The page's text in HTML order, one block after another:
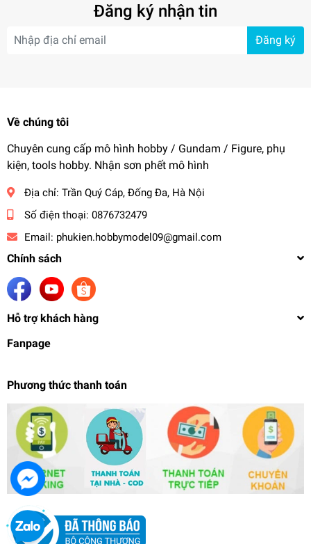
Đăng ký nhận tin
Đăng ký
Về chúng tôi
Chuyên cung cấp mô hình hobby / Gundam / Figure, phụ
kiện, tools hobby. Nhận sơn phết mô hình
Địa chỉ: Trần Quý Cáp, Đống Đa, Hà Nội
Số điện thoại: 0876732479
Email: phukien.hobbymodel09@gmail.com
Chính sách
Hỗ trợ khách hàng
Fanpage
Phương thức thanh toán
Mô hình nhựa lắp ráp Pretty Armor The Fate of
589.000₫
undefined